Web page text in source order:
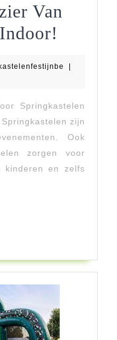
Van
Plezier
Van
Indoor!
|
Springkastelen
zijn
Ook
zorgen voor
kinderen en zelfs